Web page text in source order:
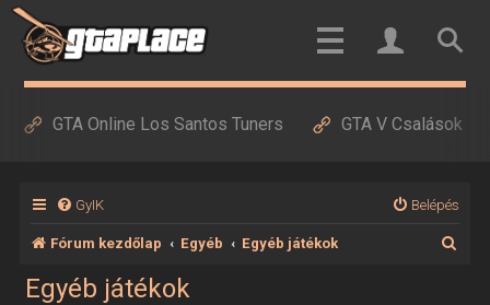
GTA Online Los Santos Tuners GTA V Csalások
GyIK Belépés
Fórum kezdőlap Egyéb Egyéb játékok
Egyéb játékok